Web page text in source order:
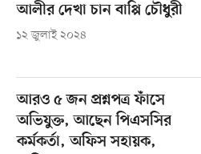
আলীর দেখা চান বাপ্পি চৌধুরী
১২ জুলাই ২০২৪
আরও ৫ জন প্রশ্নপত্র ফাঁসে
অভিযুক্ত, আছেন পিএসসির
কর্মকর্তা, অফিস সহায়ক,